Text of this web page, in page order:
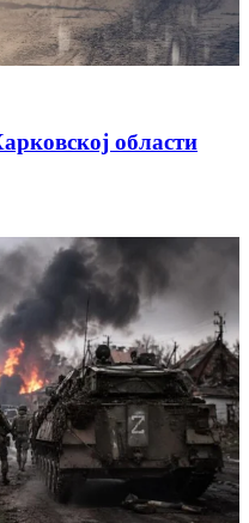
области